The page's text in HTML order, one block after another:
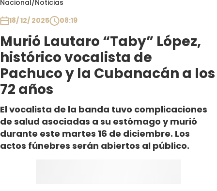
Nacional/Noticias
18/ 12/ 2025
08:19
Murió Lautaro “Taby” López,
histórico vocalista de
Pachuco y la Cubanacán a los
72 años
El vocalista de la banda tuvo complicaciones
de salud asociadas a su estómago y murió
durante este martes 16 de diciembre. Los
actos fúnebres serán abiertos al público.
Club De La Comedia
Contigo en Directo
Plan Perfecto
El Tiempo
Sabingo
Todos Los Programas